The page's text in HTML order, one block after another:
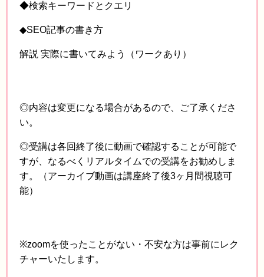
◆検索キーワードとクエリ
◆SEO記事の書き方
解説 実際に書いてみよう（ワークあり）
◎内容は変更になる場合があるので、ご了承くださ
い。
◎受講は各回終了後に動画で確認することが可能で
すが、なるべくリアルタイムでの受講をお勧めしま
す。（アーカイブ動画は講座終了後3ヶ月間視聴可
能）
※zoomを使ったことがない・不安な方は事前にレク
チャーいたします。